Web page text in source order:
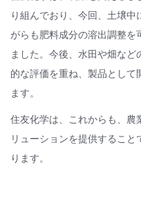
り組んでおり、今回、土壌
がらも肥料成分の溶出調整
ました。今後、水田や畑な
的な評価を重ね、製品とし
ます。
住友化学は、これからも、農
リューションを提供するこ
ります。